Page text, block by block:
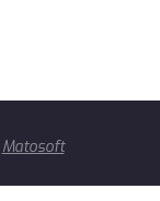
Matosoft